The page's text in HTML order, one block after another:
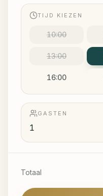
TIJD KIEZEN
10:00
13:00
16:00
GASTEN
Totaal